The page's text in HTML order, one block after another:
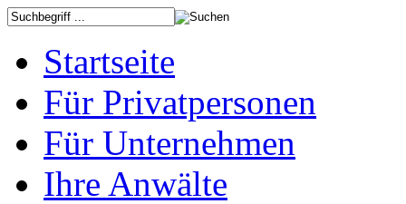
Startseite
Für Privatpersonen
Für Unternehmen
Ihre Anwälte